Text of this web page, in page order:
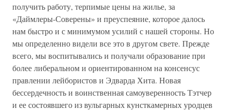
получить работу, терпимые цены на жилье, за
«Даймлеры-Соверены» и преуспеяние, которое далось
нам быстро и с минимумом усилий с нашей стороны. Но
мы определенно видели все это в другом свете. Прежде
всего, мы воспитывались и получали образование при
более либеральном и ориентированном на консенсус
правлении лейбористов и Эдварда Хита. Новая
бессердечность и воинственная самоуверенность Тэтчер
и ее состоявшего из вульгарных кунсткамерных уродцев